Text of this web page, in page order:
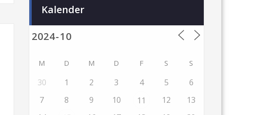
Kalender
M D M D F S S
30 1 2 3 4 5
6
7
8 9 10 11 12
13